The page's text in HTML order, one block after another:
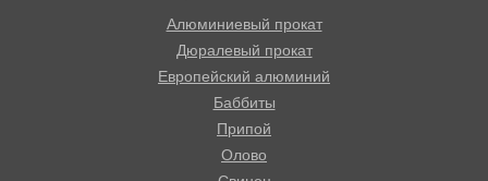
Алюминиевый прокат
Дюралевый прокат
Европейский алюминий
Баббиты
Припой
Олово